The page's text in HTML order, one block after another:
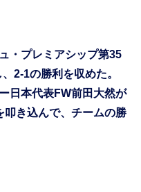
・プレミアシップ第35
2-1の勝利を収めた。
日本代表FW前田大然が
叩き込んで、チームの勝